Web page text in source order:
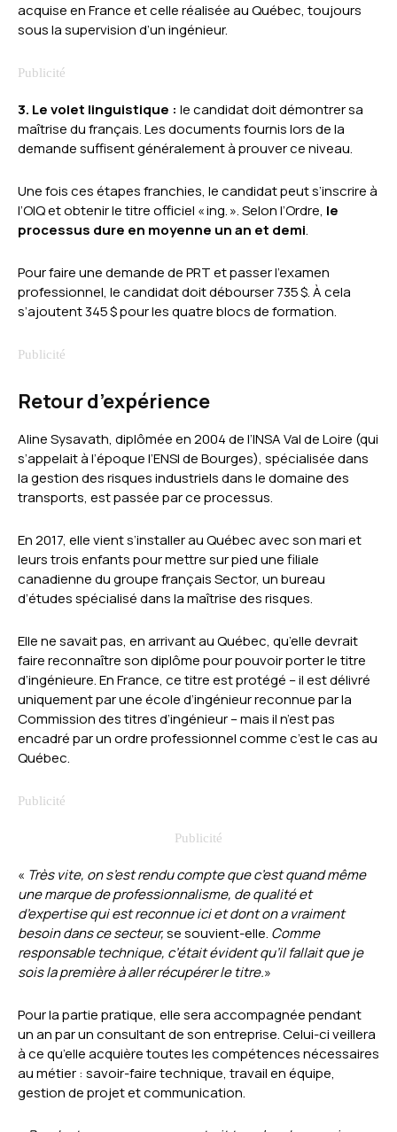
acquise en France et celle réalisée au Québec, toujours
sous la supervision d’un ingénieur.
3. Le volet linguistique : le candidat doit démontrer sa
maîtrise du français. Les documents fournis lors de la
demande suffisent généralement à prouver ce niveau.
Une fois ces étapes franchies, le candidat peut s’inscrire à
l’OIQ et obtenir le titre officiel « ing. ». Selon l’Ordre, le
processus dure en moyenne un an et demi.
Pour faire une demande de PRT et passer l’examen
professionnel, le candidat doit débourser 735 $. À cela
s’ajoutent 345 $ pour les quatre blocs de formation.
Retour d’expérience
Aline Sysavath, diplômée en 2004 de l’INSA Val de Loire (qui
s’appelait à l’époque l’ENSI de Bourges), spécialisée dans
la gestion des risques industriels dans le domaine des
transports, est passée par ce processus.
En 2017, elle vient s’installer au Québec avec son mari et
leurs trois enfants pour mettre sur pied une filiale
canadienne du groupe français Sector, un bureau
d’études spécialisé dans la maîtrise des risques.
Elle ne savait pas, en arrivant au Québec, qu’elle devrait
faire reconnaître son diplôme pour pouvoir porter le titre
d’ingénieure. En France, ce titre est protégé – il est délivré
uniquement par une école d’ingénieur reconnue par la
Commission des titres d’ingénieur – mais il n’est pas
encadré par un ordre professionnel comme c’est le cas au
Québec.
« Très vite, on s’est rendu compte que c’est quand même
une marque de professionnalisme, de qualité et
d’expertise qui est reconnue ici et dont on a vraiment
besoin dans ce secteur,se souvient-elle. Comme
responsable technique, c’était évident qu’il fallait que je
sois la première à aller récupérer le titre.»
Pour la partie pratique, elle sera accompagnée pendant
un an par un consultant de son entreprise. Celui-ci veillera
à ce qu’elle acquière toutes les compétences nécessaires
au métier : savoir-faire technique, travail en équipe,
gestion de projet et communication.